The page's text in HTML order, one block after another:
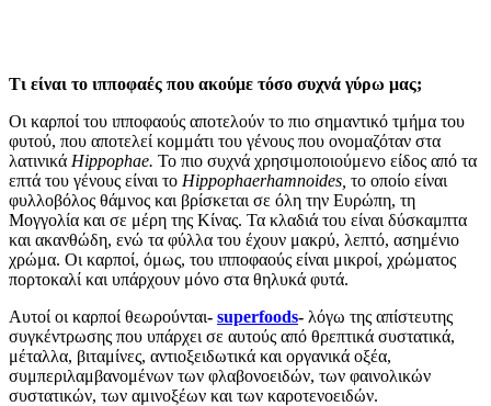
Τι είναι το ιπποφαές που ακούμε τόσο συχνά γύρω μας;
Οι καρποί του ιπποφαούς αποτελούν το πιο σημαντικό τμήμα του
φυτού, που αποτελεί κομμάτι του γένους που ονομαζόταν στα
λατινικά Hippophae. Το πιο συχνά χρησιμοποιούμενο είδος από τα
επτά του γένους είναι το Hippophaerhamnoides, το οποίο είναι
φυλλοβόλος θάμνος και βρίσκεται σε όλη την Ευρώπη, τη
Μογγολία και σε μέρη της Κίνας. Τα κλαδιά του είναι δύσκαμπτα
και ακανθώδη, ενώ τα φύλλα του έχουν μακρύ, λεπτό, ασημένιο
χρώμα. Οι καρποί, όμως, του ιπποφαούς είναι μικροί, χρώματος
πορτοκαλί και υπάρχουν μόνο στα θηλυκά φυτά.
Αυτοί οι καρποί θεωρούνται- superfoods- λόγω της απίστευτης
συγκέντρωσης που υπάρχει σε αυτούς από θρεπτικά συστατικά,
μέταλλα, βιταμίνες, αντιοξειδωτικά και οργανικά οξέα,
συμπεριλαμβανομένων των φλαβονοειδών, των φαινολικών
συστατικών, των αμινοξέων και των καροτενοειδών.